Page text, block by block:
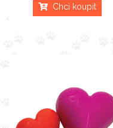
Chci koupit